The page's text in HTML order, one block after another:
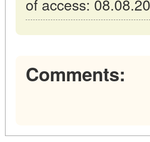
of access:
Comments: